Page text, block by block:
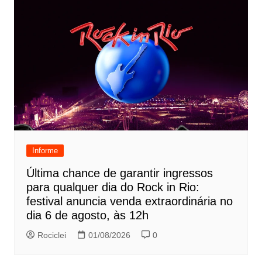
Informe
Última chance de garantir ingressos
para qualquer dia do Rock in Rio:
festival anuncia venda extraordinária no
dia 6 de agosto, às 12h
Rociclei 01/08/2026 0